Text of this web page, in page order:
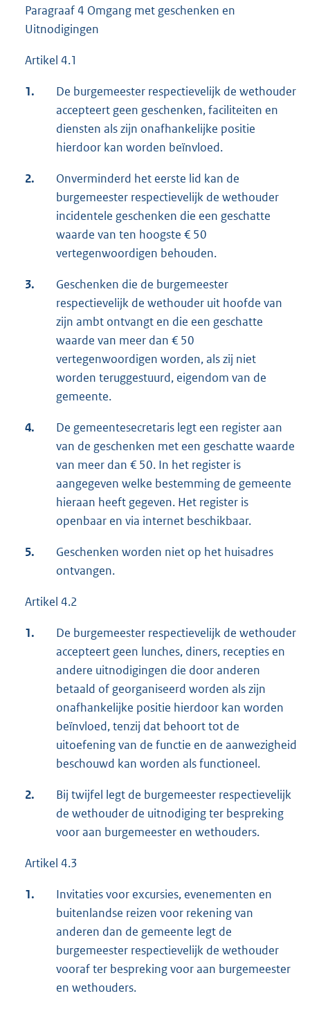
Paragraaf 4 Omgang met geschenken en
Uitnodigingen
Artikel 4.1
1.
De burgemeester respectievelijk de wethouder
accepteert geen geschenken, faciliteiten en
diensten als zijn onafhankelijke positie
hierdoor kan worden beïnvloed.
2.
Onverminderd het eerste lid kan de
burgemeester respectievelijk de wethouder
incidentele geschenken die een geschatte
waarde van ten hoogste € 50
vertegenwoordigen behouden.
3.
Geschenken die de burgemeester
respectievelijk de wethouder uit hoofde van
zijn ambt ontvangt en die een geschatte
waarde van meer dan € 50
vertegenwoordigen worden, als zij niet
worden teruggestuurd, eigendom van de
gemeente.
4.
De gemeentesecretaris legt een register aan
van de geschenken met een geschatte waarde
van meer dan € 50. In het register is
aangegeven welke bestemming de gemeente
hieraan heeft gegeven. Het register is
openbaar en via internet beschikbaar.
5.
Geschenken worden niet op het huisadres
ontvangen.
Artikel 4.2
1.
De burgemeester respectievelijk de wethouder
accepteert geen lunches, diners, recepties en
andere uitnodigingen die door anderen
betaald of georganiseerd worden als zijn
onafhankelijke positie hierdoor kan worden
beïnvloed, tenzij dat behoort tot de
uitoefening van de functie en de aanwezigheid
beschouwd kan worden als functioneel.
2.
Bij twijfel legt de burgemeester respectievelijk
de wethouder de uitnodiging ter bespreking
voor aan burgemeester en wethouders.
Artikel 4.3
1.
Invitaties voor excursies, evenementen en
buitenlandse reizen voor rekening van
anderen dan de gemeente legt de
burgemeester respectievelijk de wethouder
vooraf ter bespreking voor aan burgemeester
en wethouders.